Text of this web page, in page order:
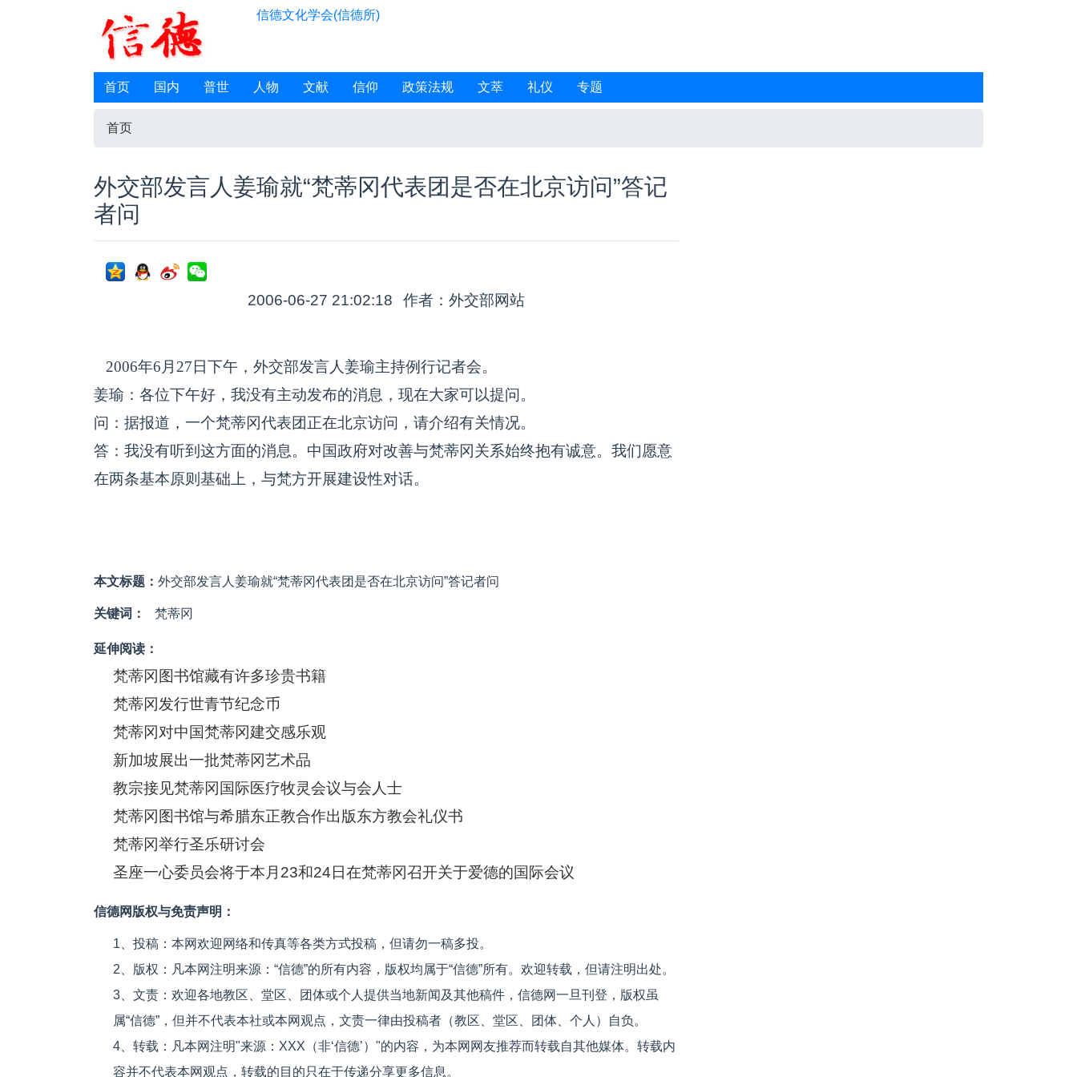
信德文化学会(信德所)
首页 国内 普世 人物 文献 信仰 政策法规 文萃 礼仪 专题
首页
外交部发言人姜瑜就“梵蒂冈代表团是否在北京访问”答记
者问
2006-06-27 21:02:18 作者：外交部网站
2006年6月27日下午，外交部发言人姜瑜主持例行记者会。
姜瑜：各位下午好，我没有主动发布的消息，现在大家可以提问。
问：据报道，一个梵蒂冈代表团正在北京访问，请介绍有关情况。
答：我没有听到这方面的消息。中国政府对改善与梵蒂冈关系始终抱有诚意。我们愿意
在两条基本原则基础上，与梵方开展建设性对话。
本文标题： 外交部发言人姜瑜就“梵蒂冈代表团是否在北京访问”答记者问
关键词： 梵蒂冈
延伸阅读：
梵蒂冈图书馆藏有许多珍贵书籍
梵蒂冈发行世青节纪念币
梵蒂冈对中国梵蒂冈建交感乐观
新加坡展出一批梵蒂冈艺术品
教宗接见梵蒂冈国际医疗牧灵会议与会人士
梵蒂冈图书馆与希腊东正教合作出版东方教会礼仪书
梵蒂冈举行圣乐研讨会
圣座一心委员会将于本月23和24日在梵蒂冈召开关于爱德的国际会议
信德网版权与免责声明：
1、投稿：本网欢迎网络和传真等各类方式投稿，但请勿一稿多投。
2、版权：凡本网注明来源：“信德”的所有内容，版权均属于“信德”所有。欢迎转载，但请注明出处。
3、文责：欢迎各地教区、堂区、团体或个人提供当地新闻及其他稿件，信德网一旦刊登，版权虽
属“信德”，但并不代表本社或本网观点，文责一律由投稿者（教区、堂区、团体、个人）自负。
4、转载：凡本网注明"来源：XXX（非‘信德’）"的内容，为本网网友推荐而转载自其他媒体。转载内
容并不代表本网观点，转载的目的只在于传递分享更多信息。